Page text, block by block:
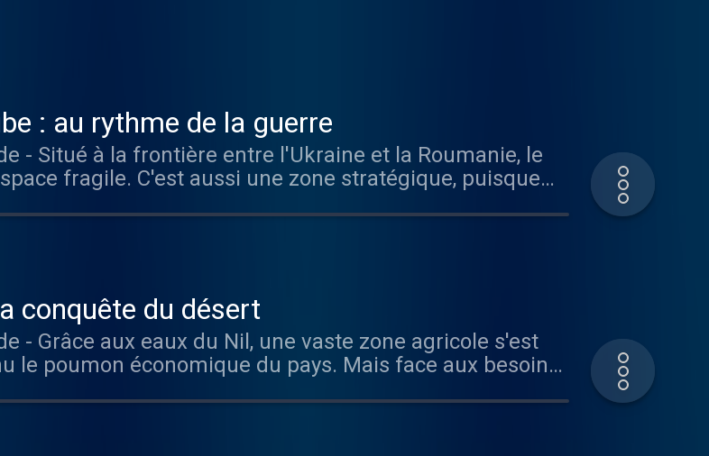
: au rythme de la guerre
fragile. C'est aussi une zone stratégique, puisque
et exportés une partie de la production
conquête du désert
le poumon économique du pays. Mais face aux besoins
actuelles visent à étendre les activités agricoles
du fleuve. Vous aimez ce podcast ?